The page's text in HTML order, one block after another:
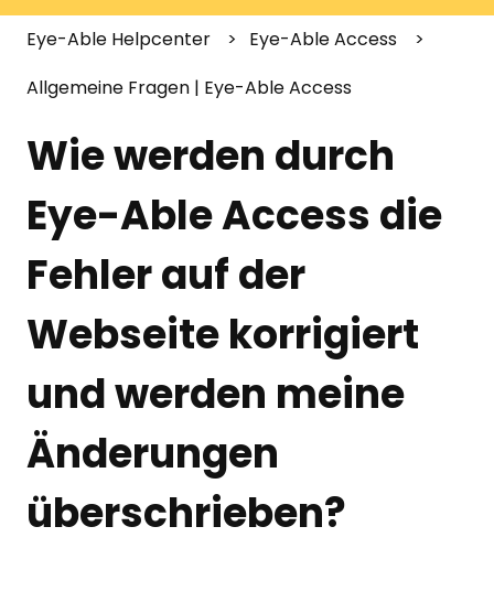
Eye-Able Helpcenter
Eye-Able Access
Allgemeine Fragen | Eye-Able Access
Wie werden durch
Eye-Able Access die
Fehler auf der
Webseite korrigiert
und werden meine
Änderungen
überschrieben?